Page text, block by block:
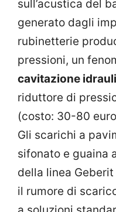
sull’acustica del
generato dagli
rubinetterie
pressioni, un
cavitazione
riduttore di
(costo: 30-80
Gli scarichi a
sifonato e guaina
della linea
il rumore di